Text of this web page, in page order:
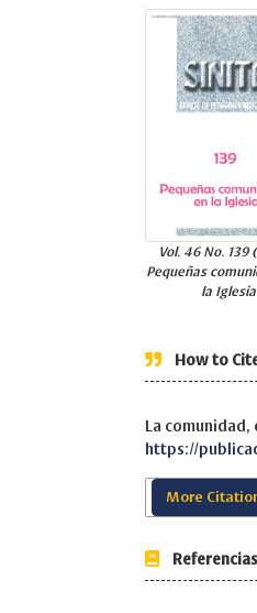
Vol. 46 No. 139
Pequeñas
la Iglesia
How to
La comunidad,
https://
More
Referencias